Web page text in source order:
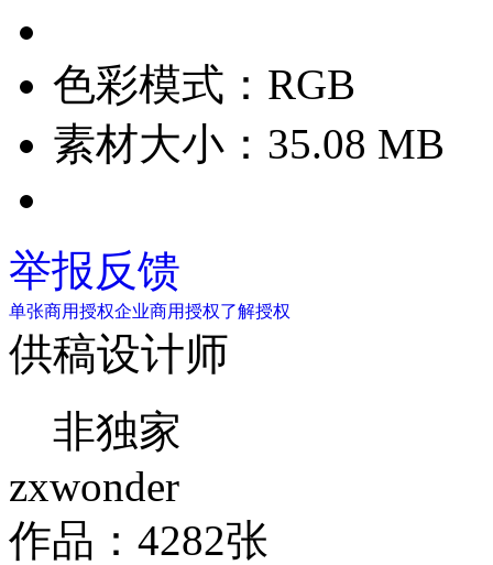
色彩模式： RGB
素材大小： 35.08 MB
举报反馈
单张商用授权企业商用授权了解授权
供稿设计师
非独家
zxwonder
作品：4282张